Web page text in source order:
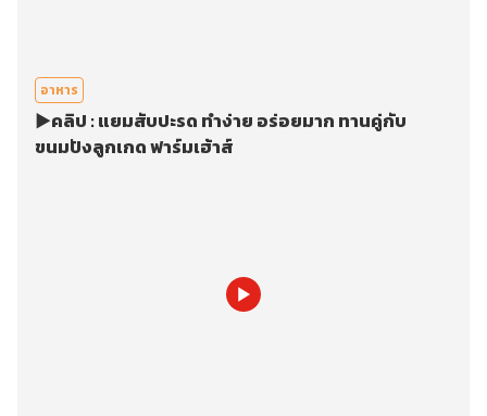
อาหาร
▶️คลิป : แยมสับปะรด ทำง่าย อร่อยมาก ทานคู่กับ
ขนมปังลูกเกด ฟาร์มเฮ้าส์